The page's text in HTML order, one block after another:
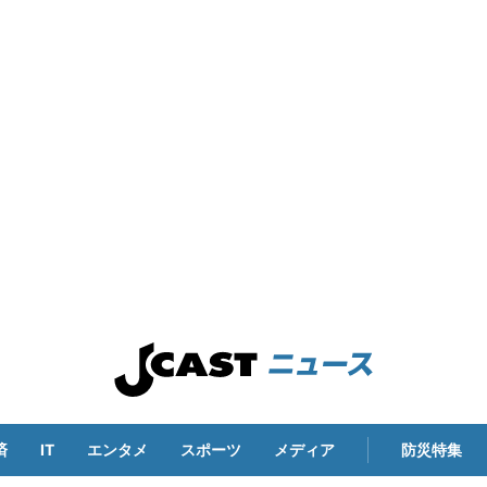
IT エンタメ スポーツ メディア 防災特集